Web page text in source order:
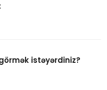
istəyərdiniz?